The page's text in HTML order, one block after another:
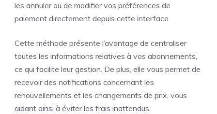
les annuler ou de modifier vos préférences de
paiement directement depuis cette interface.
Cette méthode présente l’avantage de centraliser
toutes les informations relatives à vos abonnements,
ce qui facilite leur gestion. De plus, elle vous permet de
recevoir des notifications concernant les
renouvellements et les changements de prix, vous
aidant ainsi à éviter les frais inattendus.